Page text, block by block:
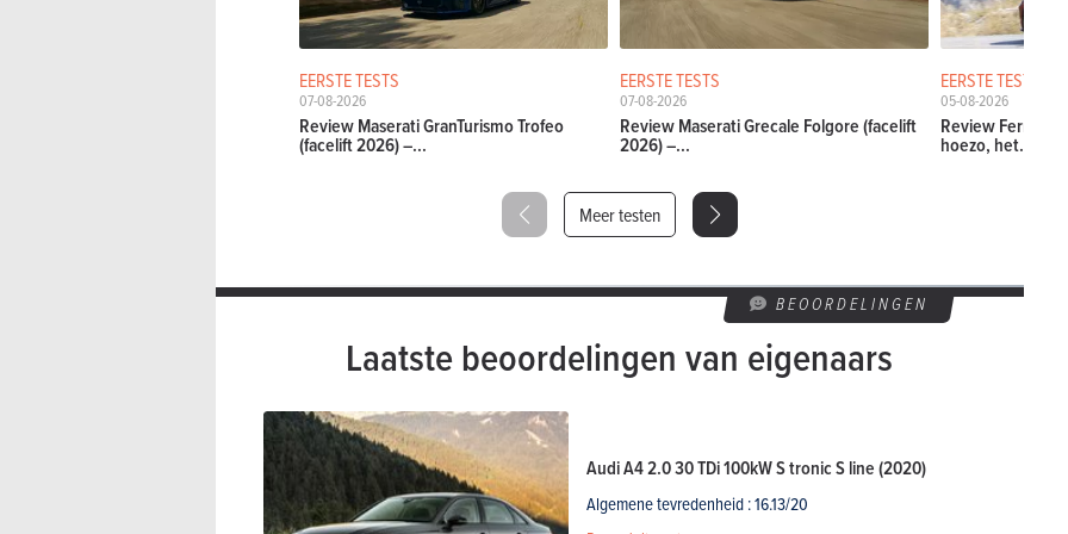
EERSTE TESTS
07-08-2026
Review Maserati GranTurismo Trofeo
(facelift 2026) –...
EERSTE TESTS
07-08-2026
Review Maserati Grecale Folgore (facelift
2026) –...
EERSTE TESTS
05-08-2026
Review Ferrari
hoezo, het...
Meer testen
BEOORDELINGEN
Laatste beoordelingen van eigenaars
Audi A4 2.0 30 TDi 100kW S tronic S line (2020)
Algemene tevredenheid : 16.13/20